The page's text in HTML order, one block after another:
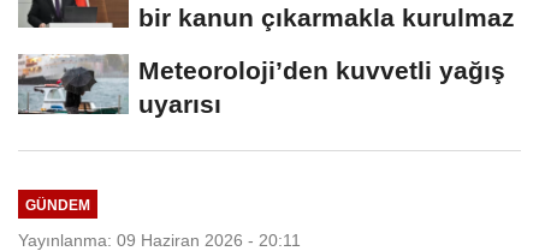
bir kanun çıkarmakla kurulmaz
Meteoroloji’den kuvvetli yağış
uyarısı
GÜNDEM
Yayınlanma: 09 Haziran 2026 - 20:11